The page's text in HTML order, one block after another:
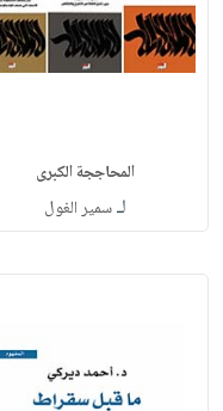
المحاججة الكبرى
لـسمير الغول